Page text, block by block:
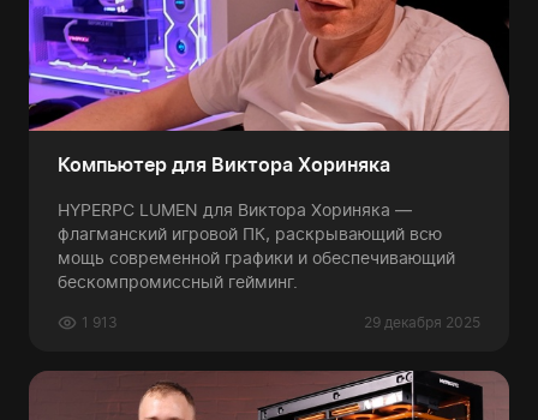
Компьютер для Виктора Хориняка
HYPERPC LUMEN для Виктора Хориняка —
флагманский игровой ПК, раскрывающий всю
мощь современной графики и обеспечивающий
бескомпромиссный гейминг.
29 декабря 2025
1 913